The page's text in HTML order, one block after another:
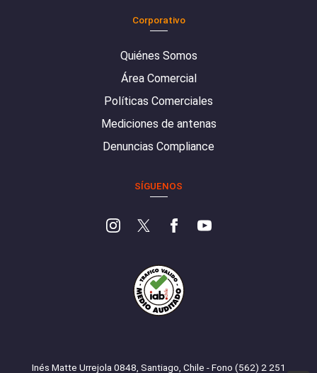
Corporativo
Quiénes Somos
Área Comercial
Políticas Comerciales
Mediciones de antenas
Denuncias Compliance
SÍGUENOS
Inés Matte Urrejola 0848, Santiago, Chile - Fono (562) 2 251